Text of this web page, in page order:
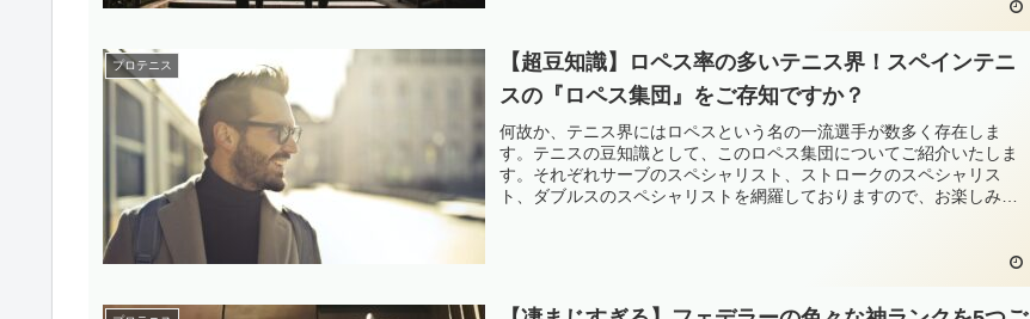
プロテニス
【超豆知識】ロペス率の多いテニス界！スペインテニ
スの『ロペス集団』をご存知ですか？
何故か、テニス界にはロペスという名の一流選手が数多く存在しま
す。テニスの豆知識として、このロペス集団についてご紹介いたしま
す。それぞれサーブのスペシャリスト、ストロークのスペシャリス
ト、ダブルスのスペシャリストを網羅しておりますので、お楽しみ頂